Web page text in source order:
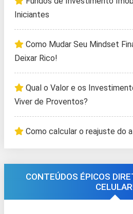
Iniciantes
Como Mudar Seu Mindset
Deixar Rico!
Qual o Valor e os
Viver de Proventos?
Como calcular o reajuste do
CONTEÚDOS ÉPICOS